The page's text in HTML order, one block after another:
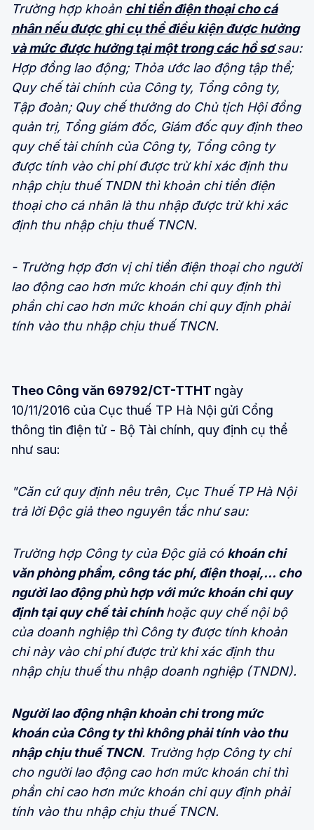
Trường hợp khoản chi tiền điện thoại cho cá
nhân nếu được ghi cụ thể điều kiện được hưởng
và mức được hưởng tại một trong các hồ sơsau:
Hợp đồng lao động; Thỏa ước lao động tập thể;
Quy chế tài chính của Công ty, Tổng công ty,
Tập đoàn; Quy chế thưởng do Chủ tịch Hội đồng
quản trị, Tổng giám đốc, Giám đốc quy định theo
quy chế tài chính của Công ty, Tổng công ty
được tính vào chi phí được trừ khi xác định thu
nhập chịu thuế TNDN thì khoản chi tiền điện
thoại cho cá nhân là thu nhập được trừ khi xác
định thu nhập chịu thuế TNCN.
- Trường hợp đơn vị chi tiền điện thoại cho người
lao động cao hơn mức khoán chi quy định thì
phần chi cao hơn mức khoán chi quy định phải
tính vào thu nhập chịu thuế TNCN.
Theo Công văn 69792/CT-TTHT ngày
10/11/2016 của Cục thuế TP Hà Nội gửi Cổng
thông tin điện tử - Bộ Tài chính, quy định cụ thể
như sau:
"Căn cứ quy định nêu trên, Cục Thuế TP Hà Nội
trả lời Độc giả theo nguyên tắc như sau:
Trường hợp Công ty của Độc giả có khoán chi
văn phòng phẩm, công tác phí, điện thoại,... cho
người lao động phù hợp với mức khoán chi quy
định tại quy chế tài chínhhoặc quy chế nội bộ
của doanh nghiệp thì Công ty được tính khoản
chi này vào chi phí được trừ khi xác định thu
nhập chịu thuế thu nhập doanh nghiệp (TNDN).
Người lao động nhận khoản chi trong mức
khoán của Công ty thì không phải tính vào thu
nhập chịu thuế TNCN. Trường hợp Công ty chi
cho người lao động cao hơn mức khoán chi thì
phần chi cao hơn mức khoán chi quy định phải
tính vào thu nhập chịu thuế TNCN.